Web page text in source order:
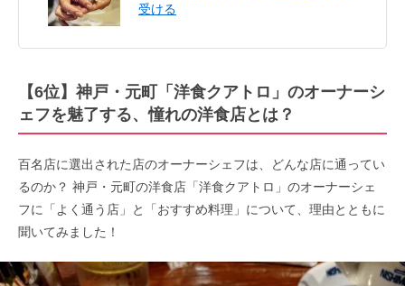
受ける
【6位】神戸・元町「洋食クアトロ」のオーナーシ
ェフを魅了する、憧れの洋食店とは？
百名店に選出された店のオーナーシェフは、どんな店に通ってい
るのか？ 神戸・元町の洋食店「洋食クアトロ」のオーナーシェ
フに「よく通う店」と「おすすめ料理」について、理由とともに
聞いてみました！